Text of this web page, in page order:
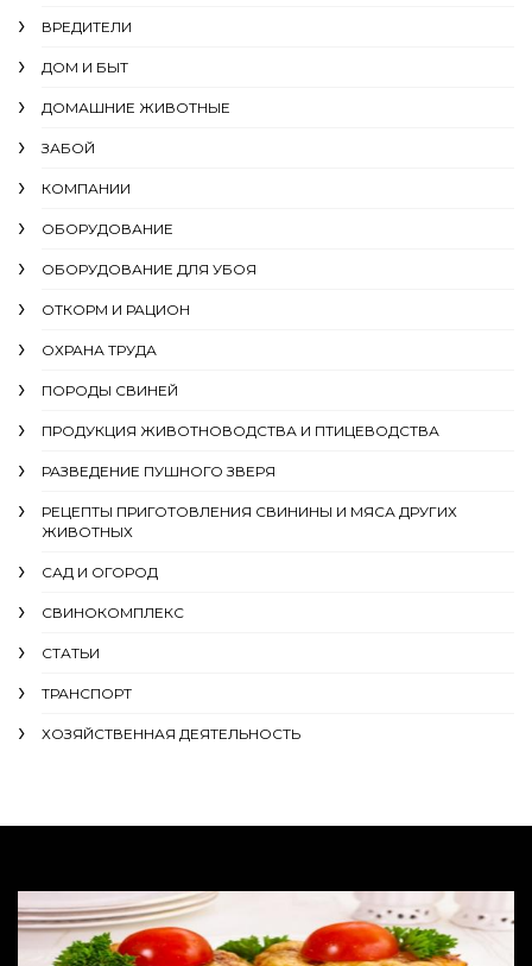
ВРЕДИТЕЛИ
ДОМ И БЫТ
ДОМАШНИЕ ЖИВОТНЫЕ
ЗАБОЙ
КОМПАНИИ
ОБОРУДОВАНИЕ
ОБОРУДОВАНИЕ ДЛЯ УБОЯ
ОТКОРМ И РАЦИОН
ОХРАНА ТРУДА
ПОРОДЫ СВИНЕЙ
ПРОДУКЦИЯ ЖИВОТНОВОДСТВА И ПТИЦЕВОДСТВА
РАЗВЕДЕНИЕ ПУШНОГО ЗВЕРЯ
РЕЦЕПТЫ ПРИГОТОВЛЕНИЯ СВИНИНЫ И МЯСА ДРУГИХ
ЖИВОТНЫХ
САД И ОГОРОД
СВИНОКОМПЛЕКС
СТАТЬИ
ТРАНСПОРТ
ХОЗЯЙСТВЕННАЯ ДЕЯТЕЛЬНОСТЬ